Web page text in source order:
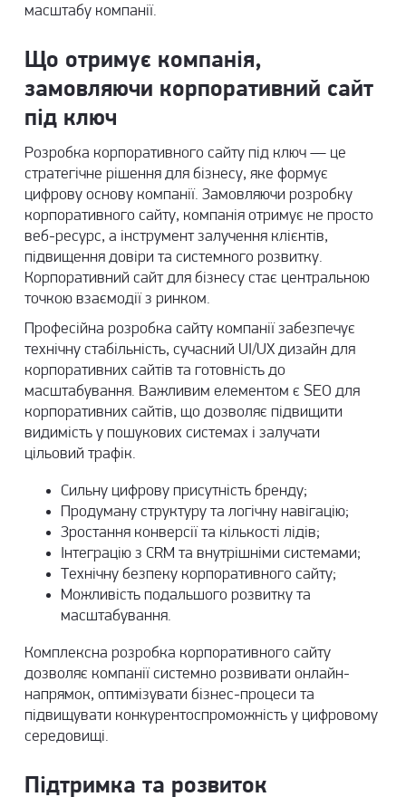
масштабу компанії.
Що отримує компанія,
замовляючи корпоративний сайт
під ключ
Розробка корпоративного сайту під ключ — це
стратегічне рішення для бізнесу, яке формує
цифрову основу компанії. Замовляючи розробку
корпоративного сайту, компанія отримує не просто
веб-ресурс, а інструмент залучення клієнтів,
підвищення довіри та системного розвитку.
Корпоративний сайт для бізнесу стає центральною
точкою взаємодії з ринком.
Професійна розробка сайту компанії забезпечує
технічну стабільність, сучасний UI/UX дизайн для
корпоративних сайтів та готовність до
масштабування. Важливим елементом є SEO для
корпоративних сайтів, що дозволяє підвищити
видимість у пошукових системах і залучати
цільовий трафік.
Сильну цифрову присутність бренду;
Продуману структуру та логічну навігацію;
Зростання конверсії та кількості лідів;
Інтеграцію з CRM та внутрішніми системами;
Технічну безпеку корпоративного сайту;
Можливість подальшого розвитку та
масштабування.
Комплексна розробка корпоративного сайту
дозволяє компанії системно розвивати онлайн-
напрямок, оптимізувати бізнес-процеси та
підвищувати конкурентоспроможність у цифровому
середовищі.
Підтримка та розвиток